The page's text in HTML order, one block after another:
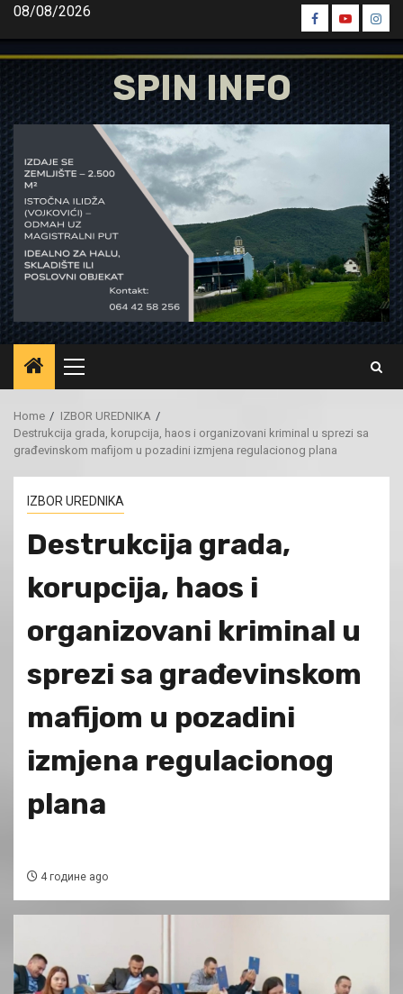
Skip
content
08/08/2026
Spin
Facebook
Spin
Youtube
Spin
SPIN INFO
Primary
Menu
Home
IZBOR UREDNIKA
Destrukcija grada, korupcija, haos i organizovani kriminal u sprezi sa
građevinskom mafijom u pozadini izmjena regulacionog plana
IZBOR UREDNIKA
Destrukcija grada,
korupcija, haos i
organizovani kriminal u
sprezi sa građevinskom
mafijom u pozadini
izmjena regulacionog
plana
4 године ago